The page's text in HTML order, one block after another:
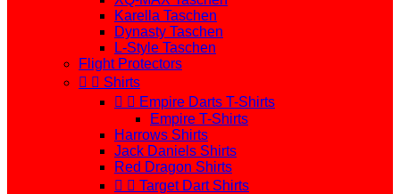
Karella Taschen
Dynasty Taschen
L-Style Taschen
Flight Protectors
  Shirts
  Empire Darts T-Shirts
Empire T-Shirts
Harrows Shirts
Jack Daniels Shirts
Red Dragon Shirts
  Target Dart Shirts